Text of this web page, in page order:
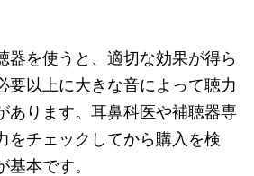
器を使うと、適切な効果が得ら
要以上に大きな音によって聴力
あります。耳鼻科医や補聴器専
をチェックしてから購入を検
本です。